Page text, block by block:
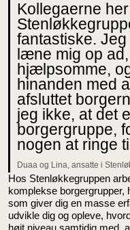
Kollegaerne
fantastiske.
læne mig op
hjælpsomme,
hinanden med
afsluttet
jeg ikke, at det
borgergruppe,
nogen at ringe
Duaa og Lina, ansatte i
Hos Stenløkkegruppen
komplekse
som giver dig en masse
udvikle dig og opleve,